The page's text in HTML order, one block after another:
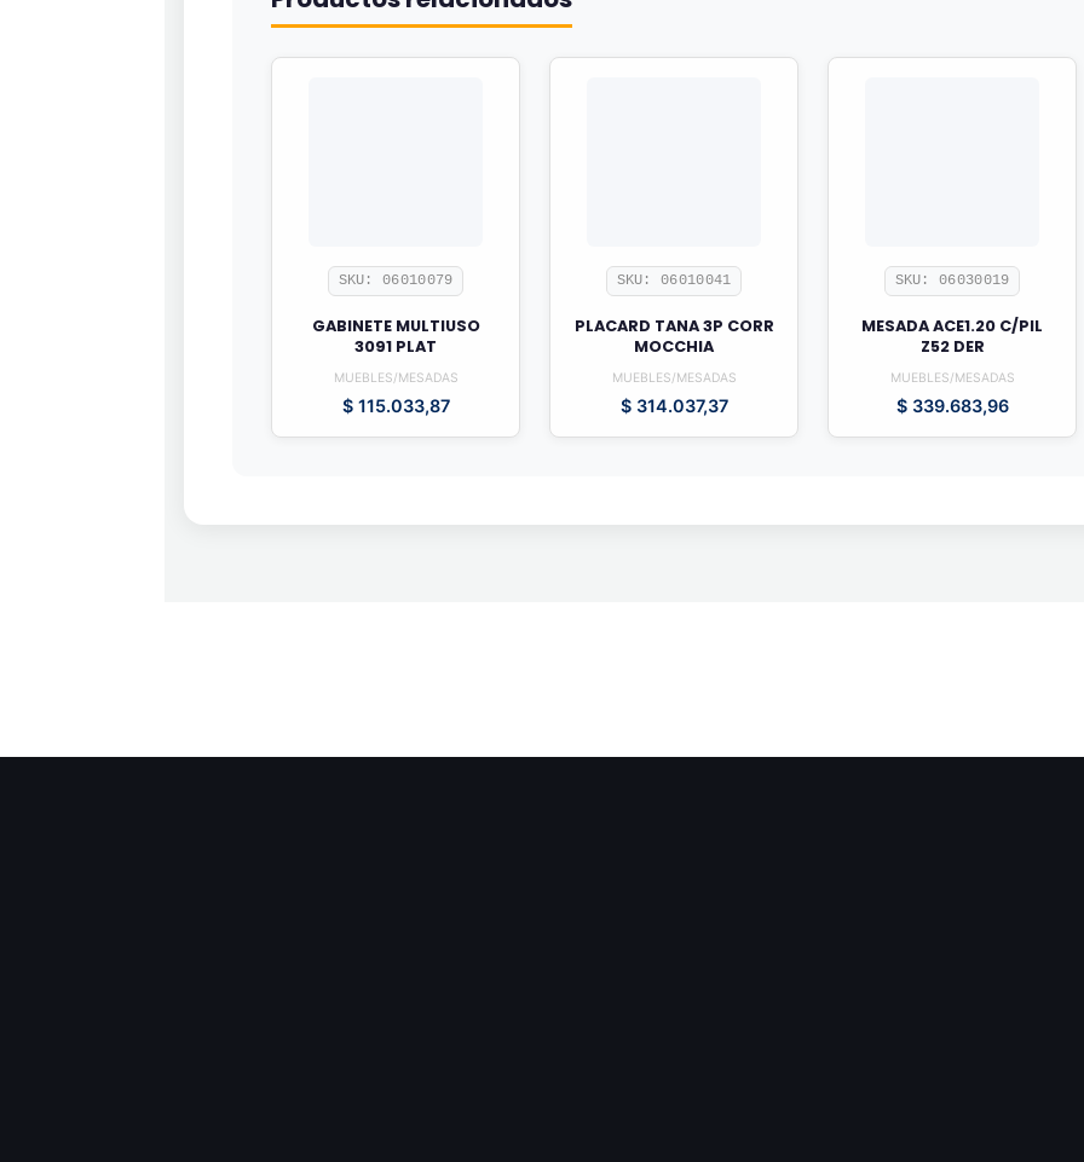
SKU: 06010079
GABINETE MULTIUSO
3091 PLAT
MUEBLES/MESADAS
$115.033,87
SKU: 06010041
PLACARD TANA 3P CORR
MOCCHIA
MUEBLES/MESADAS
$314.037,37
SKU: 06030019
MESADA ACE1.20 C/PIL
Z52 DER
MUEBLES/MESADAS
$339.683,96